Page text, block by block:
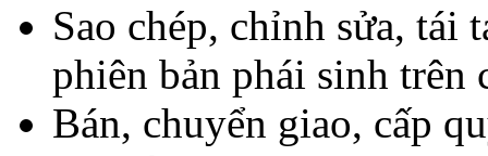
Sao chép, chỉnh sửa, tái
phiên bản phái sinh trên
Bán, chuyển giao, cấp